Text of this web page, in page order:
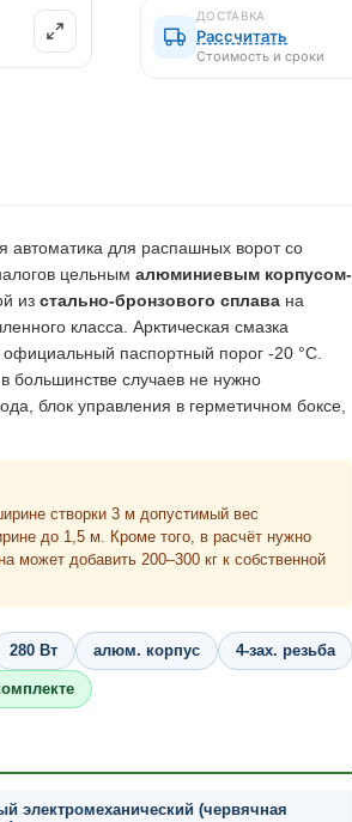
ДОСТАВКА
Рассчитать
Стоимость и сроки
автоматика для распашных ворот со
цельным алюминиевым корпусом-
из стально-бронзового сплава на
класса. Арктическая смазка
паспортный порог -20 °C.
большинстве случаев не нужно
блок управления в герметичном боксе,
створки 3 м допустимый вес
до 1,5 м. Кроме того, в расчёт нужно
может добавить 200–300 кг к собственной
280 Вт алюм. корпус 4-зах. резьба
электромеханический (червячная